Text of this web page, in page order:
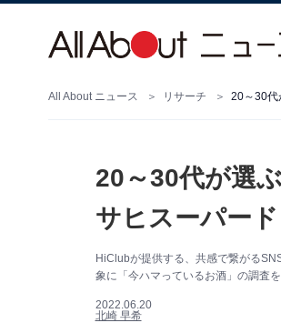
All About ニュース リサーチ
20～30代が選
サヒスーパー
HiClubが提供する、共感で繋がる
象に「今ハマっているお酒」の調査
2022.06.20
北崎 早希